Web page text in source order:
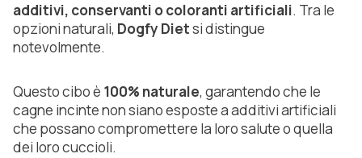
additivi, conservanti o coloranti artificiali. Tra le
opzioni naturali, Dogfy Dietsi distingue
notevolmente.
Questo cibo è 100% naturale, garantendo che le
cagne incinte non siano esposte a additivi artificiali
che possano compromettere la loro salute o quella
dei loro cuccioli.